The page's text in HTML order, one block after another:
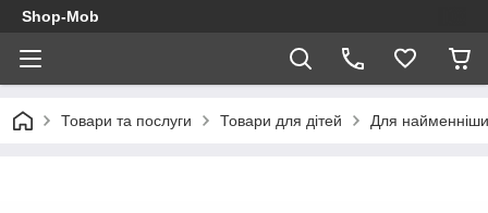
Shop-Mob
Товари та послуги Товари для дітей Для